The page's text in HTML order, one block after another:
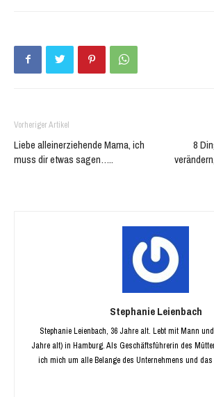
Vorheriger Artikel
Liebe alleinerziehende Mama, ich
muss dir etwas sagen…..
8
Stephanie Leienbach
Stephanie Leienbach, 36 Jahre alt. Lebt mit Mann
Jahre alt) in Hamburg. Als Geschäftsführerin des
ich mich um alle Belange des Unternehmens und